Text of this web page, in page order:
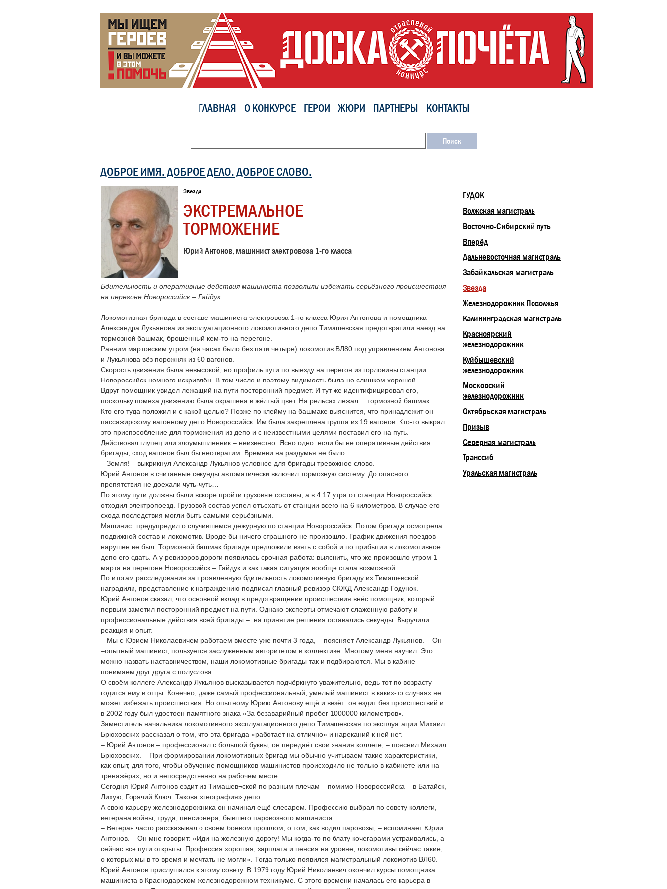
ГЛАВНАЯ О КОНКУРСЕ ГЕРОИ ЖЮРИ ПАРТНЕРЫ КОНТАКТЫ
ДОБРОЕ ИМЯ. ДОБРОЕ ДЕЛО. ДОБРОЕ СЛОВО.
Звезда
ЭКСТРЕМАЛЬНОЕ
ТОРМОЖЕНИЕ
Юрий Антонов, машинист электровоза 1-го класса
Бдительность и оперативные действия машиниста позволили избежать серьёзного происшествия
на перегоне Новороссийск – Гайдук
Локомотивная бригада в составе машиниста электровоза 1-го класса Юрия Антонова и помощника
Александра Лукьянова из эксплуатационного локомотивного депо Тимашевская предотвратили наезд на
тормозной башмак, брошенный кем-то на перегоне.
Ранним мартовским утром (на часах было без пяти четыре) локомотив ВЛ80 под управлением Антонова
и Лукьянова вёз порожняк из 60 вагонов.
Скорость движения была невысокой, но профиль пути по выезду на перегон из горловины станции
Новороссийск немного искривлён. В том числе и поэтому видимость была не слишком хорошей.
Вдруг помощник увидел лежащий на пути посторонний предмет. И тут же идентифицировал его,
поскольку помеха движению была окрашена в жёлтый цвет. На рельсах лежал… тормозной башмак.
Кто его туда положил и с какой целью? Позже по клейму на башмаке выяснится, что принадлежит он
пассажирскому вагонному депо Новороссийск. Им была закреплена группа из 19 вагонов. Кто-то выкрал
это приспособление для торможения из депо и с неизвестными целями поставил его на путь.
Действовал глупец или злоумышленник – неизвестно. Ясно одно: если бы не оперативные действия
бригады, сход вагонов был бы неотвратим. Времени на раздумья не было.
– Земля! – выкрикнул Александр Лукьянов условное для бригады тревожное слово.
Юрий Антонов в считанные секунды автоматически включил тормозную систему. До опасного
препятствия не доехали чуть-чуть…
По этому пути должны были вскоре пройти грузовые составы, а в 4.17 утра от станции Новороссийск
отходил электропоезд. Грузовой состав успел отъехать от станции всего на 6 километров. В случае его
схода последствия могли быть самыми серьёзными.
Машинист предупредил о случившемся дежурную по станции Новороссийск. Потом бригада осмотрела
подвижной состав и локомотив. Вроде бы ничего страшного не произошло. График движения поездов
нарушен не был. Тормозной башмак бригаде предложили взять с собой и по прибытии в локомотивное
депо его сдать. А у ревизоров дороги появилась срочная работа: выяснить, что же произошло утром 1
марта на перегоне Новороссийск – Гайдук и как такая ситуация вообще стала возможной.
По итогам расследования за проявленную бдительность локомотивную бригаду из Тимашевской
наградили, представление к награждению подписал главный ревизор СКЖД Александр Годунок.
Юрий Антонов сказал, что основной вклад в предотвращении происшествия внёс помощник, который
первым заметил посторонний предмет на пути. Однако эксперты отмечают слаженную работу и
профессиональные действия всей бригады – на принятие решения оставались секунды. Выручили
реакция и опыт.
– Мы с Юрием Николаевичем работаем вместе уже почти 3 года, – поясняет Александр Лукьянов. – Он
–опытный машинист, пользуется заслуженным авторитетом в коллективе. Многому меня научил. Это
можно назвать наставничеством, наши локомотивные бригады так и подбираются. Мы в кабине
понимаем друг друга с полуслова…
О своём коллеге Александр Лукьянов высказывается подчёркнуто уважительно, ведь тот по возрасту
годится ему в отцы. Конечно, даже самый профессиональный, умелый машинист в каких-то случаях не
может избежать происшествия. Но опытному Юрию Антонову ещё и везёт: он ездит без происшествий и
в 2002 году был удостоен памятного знака «За безаварийный пробег 1000000 километров».
Заместитель начальника локомотивного эксплуатационного депо Тимашевская по эксплуатации Михаил
Брюховских рассказал о том, что эта бригада «работает на отлично» и нареканий к ней нет.
– Юрий Антонов – профессионал с большой буквы, он передаёт свои знания коллеге, – пояснил Михаил
Брюховских. – При формировании локомотивных бригад мы обычно учитываем такие характеристики,
как опыт, для того, чтобы обучение помощников машинистов происходило не только в кабинете или на
тренажёрах, но и непосредственно на рабочем месте.
Сегодня Юрий Антонов ездит из Тимашев¬ской по разным плечам – помимо Новороссийска – в Батайск,
Лихую, Горячий Ключ. Такова «география» депо.
А свою карьеру железнодорожника он начинал ещё слесарем. Профессию выбрал по совету коллеги,
ветерана войны, труда, пенсионера, бывшего паровозного машиниста.
– Ветеран часто рассказывал о своём боевом прошлом, о том, как водил паровозы, – вспоминает Юрий
Антонов. – Он мне говорит: «Иди на железную дорогу! Мы когда-то по блату кочегарами устраивались, а
сейчас все пути открыты. Профессия хорошая, зарплата и пенсия на уровне, локомотивы сейчас такие,
о которых мы в то время и мечтать не могли». Тогда только появился магистральный локомотив ВЛ60.
Юрий Антонов прислушался к этому совету. В 1979 году Юрий Николаевич окончил курсы помощника
машиниста в Краснодарском железнодорожном техникуме. С этого времени началась его карьера в
ГУДОК
Волжская магистраль
Восточно-Сибирский путь
Вперёд
Дальневосточная магистраль
Забайкальская магистраль
Звезда
Железнодорожник Поволжья
Калининградская магистраль
Красноярский
железнодорожник
Куйбышевский
железнодорожник
Московский
железнодорожник
Октябрьская магистраль
Призыв
Северная магистраль
Транссиб
Уральская магистраль